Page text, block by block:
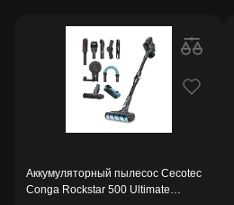
Аккумуляторный пылесос Cecotec
Conga Rockstar 500 Ultimate